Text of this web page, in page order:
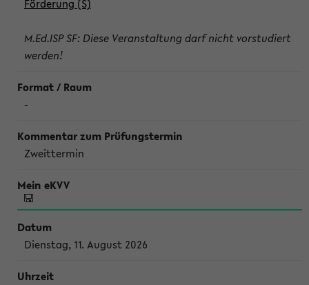
Förderung (S)
M.Ed.ISP SF: Diese Veranstaltung darf nicht vorstudiert
werden!
-
Zweittermin
Dienstag, 11. August 2026